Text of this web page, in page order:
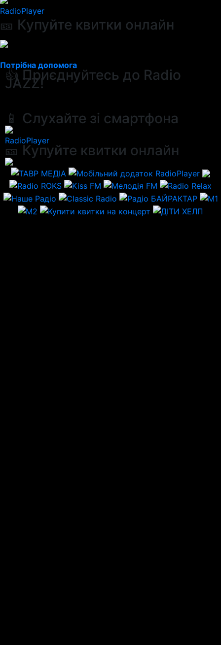
RadioPlayer
🎫 Купуйте квитки онлайн
Потрібна допомога
👍 Приєднуйтесь до Radio
JAZZ!
📱 Слухайте зі смартфона
RadioPlayer
🎫 Купуйте квитки онлайн